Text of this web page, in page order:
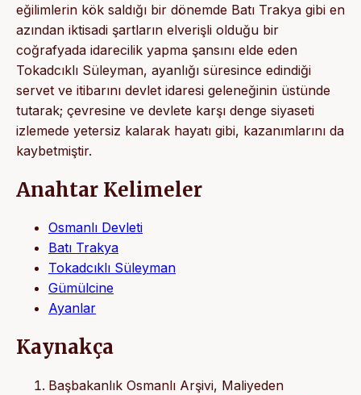
eğilimlerin kök saldığı bir dönemde Batı Trakya gibi en
azından iktisadi şartların elverişli olduğu bir
coğrafyada idarecilik yapma şansını elde eden
Tokadcıklı Süleyman, ayanlığı süresince edindiği
servet ve itibarını devlet idaresi geleneğinin üstünde
tutarak; çevresine ve devlete karşı denge siyaseti
izlemede yetersiz kalarak hayatı gibi, kazanımlarını da
kaybetmiştir.
Anahtar Kelimeler
Osmanlı Devleti
Batı Trakya
Tokadcıklı Süleyman
Gümülcine
Ayanlar
Kaynakça
Başbakanlık Osmanlı Arşivi, Maliyeden